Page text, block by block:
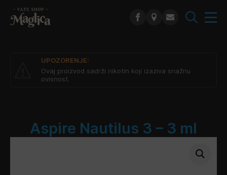
UPOZORENJE:
Ovaj proizvod sadrži nikotin koji izaziva snažnu
ovisnost.
Aspire Nautilus 3 – 3 ml